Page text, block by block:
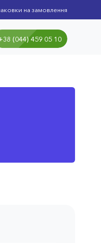
на замовлення
(044) 459 05 10